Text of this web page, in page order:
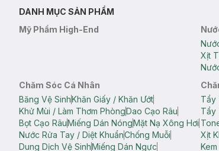
DANH MỤC SẢN PHẨM
Mỹ Phẩm High-End
Xịt
Chăm Sóc Cá Nhân
Băng Vệ SinhKhăn Giấy / Khăn Ướt
Khử Mùi / Làm Thơm PhòngDao Cạo Râu
Bọt Cạo RâuMiếng Dán NóngMặt Nạ Xông Hơi
Nước Rửa Tay / Diệt KhuẩnChống Muỗi
Dung Dịch Vệ SinhMiếng Dán Ngực
Tẩy
Tẩy
Xịt